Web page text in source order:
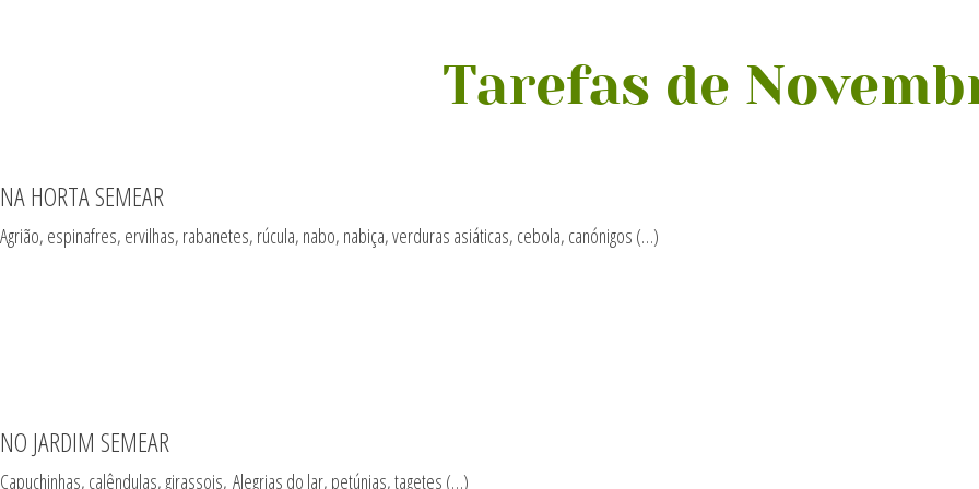
Tarefas de
NA HORTA SEMEAR
Agrião, espinafres, ervilhas, rabanetes, rúcula, nabo, nabiça, verduras asiáticas, cebola, canónigos (…)
NO JARDIM SEMEAR
Capuchinhas, calêndulas, girassois, Alegrias do lar, petúnias,tagetes (…)